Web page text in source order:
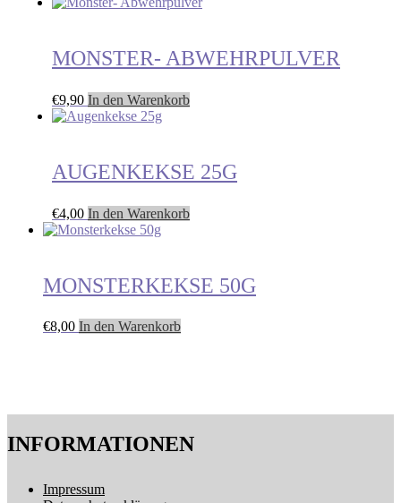
MONSTER- ABWEHRPULVER
€9,90 In den Warenkorb
AUGENKEKSE 25G
€4,00 In den Warenkorb
MONSTERKEKSE 50G
€8,00 In den Warenkorb
INFORMATIONEN
Impressum